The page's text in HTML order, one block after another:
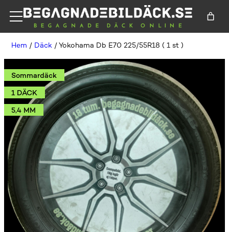
Hem / Däck / Yokohama Db E70 225/55R18 ( 1 st )
Sommardäck
1 DÄCK
5,4 MM